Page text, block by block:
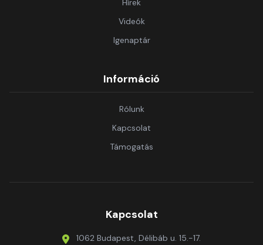
Hírek
Videók
Igenaptár
Információ
Rólunk
Kapcsolat
Támogatás
Kapcsolat
1062 Budapest, Délibáb u. 15.-17.